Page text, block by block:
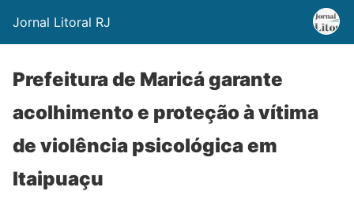
Jornal Litoral RJ
Prefeitura de Maricá garante
acolhimento e proteção à vítima
de violência psicológica em
Itaipuaçu